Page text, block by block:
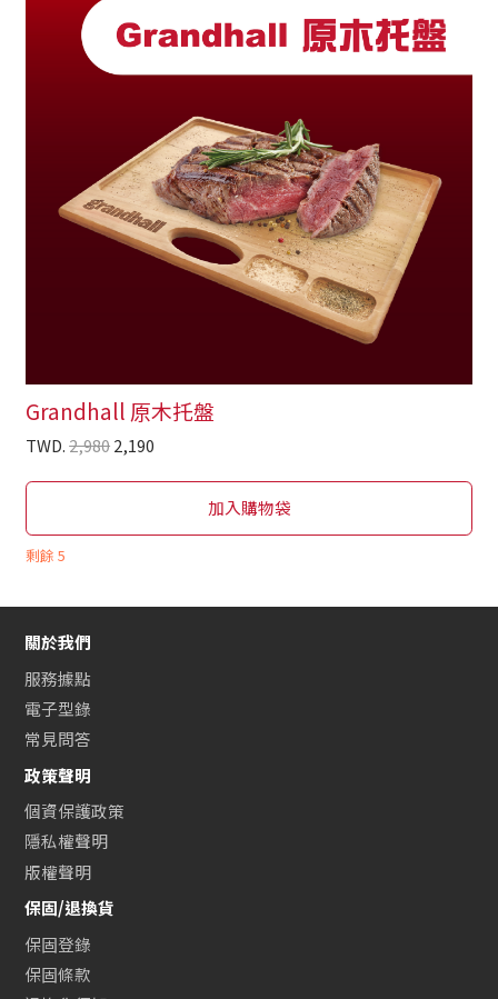
Grandhall 原木托盤
TWD.2,9802,190
加入購物袋
剩餘 5
關於我們
服務據點
電子型錄
常見問答
政策聲明
個資保護政策
隱私權聲明
版權聲明
保固/退換貨
保固登錄
保固條款